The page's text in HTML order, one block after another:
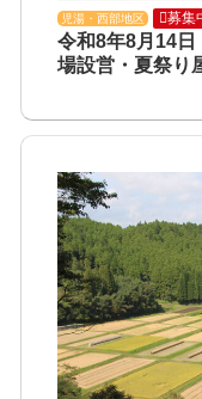
児湯・西部地区 募集
令和8年8月14日
場設営・夏祭り